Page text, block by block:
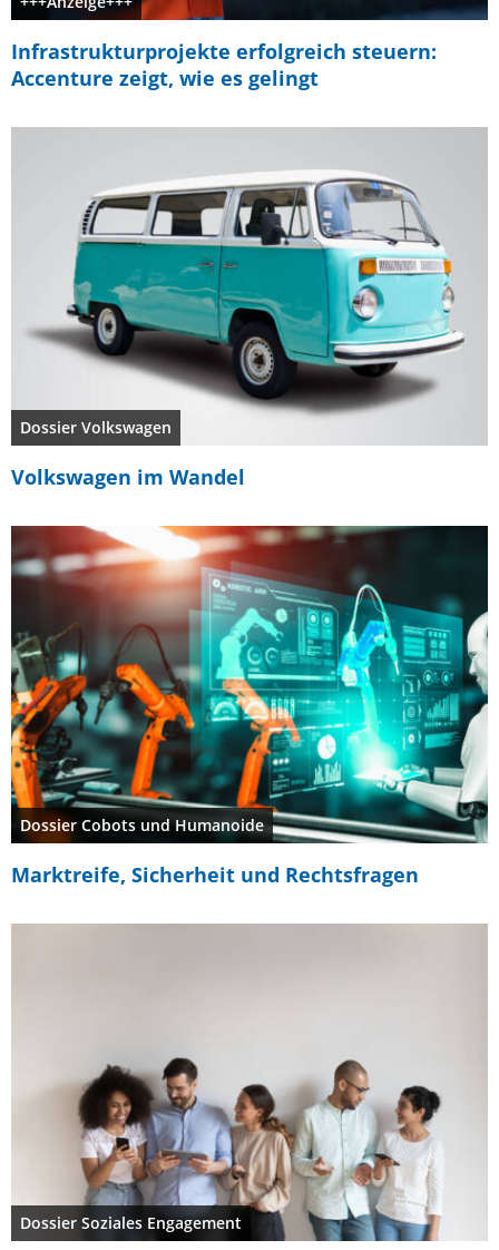
Infrastrukturprojekte erfolgreich steuern:
Accenture zeigt, wie es gelingt
Dossier Volkswagen
Volkswagen im Wandel
Dossier Cobots und Humanoide
Marktreife, Sicherheit und Rechtsfragen
Dossier Soziales Engagement